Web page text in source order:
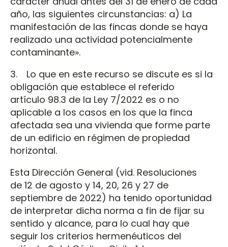
año, las siguientes circunstancias: a) La
manifestación de las fincas donde se haya
realizado una actividad potencialmente
contaminante».
3. Lo que en este recurso se discute es si la
obligación que establece el referido
artículo 98.3 de la Ley 7/2022 es o no
aplicable a los casos en los que la finca
afectada sea una vivienda que forme parte
de un edificio en régimen de propiedad
horizontal.
Esta Dirección General (vid. Resoluciones
de 12 de agosto y 14, 20, 26 y 27 de
septiembre de 2022) ha tenido oportunidad
de interpretar dicha norma a fin de fijar su
sentido y alcance, para lo cual hay que
seguir los criterios hermenéuticos del